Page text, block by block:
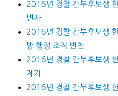
2016년 경찰 간부후보생
변사
2016년 경찰 간부후보생
방 행정 조직 변천
2016년 경찰 간부후보생
제가
2016년 경찰 간부후보생